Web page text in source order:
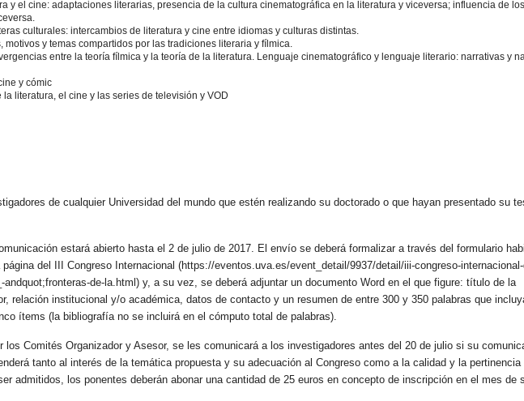
y el cine: adaptaciones literarias, presencia de la cultura cinematográfica en la literatura y viceversa; influencia de
culturales: intercambios de literatura y cine entre idiomas y culturas distintas.
y temas compartidos por las tradiciones literaria y fílmica.
entre la teoría fílmica y la teoría de la literatura. Lenguaje cinematográfico y lenguaje literario: narrativas y
y cómic
literatura, el cine y las series de televisión y VOD
de cualquier Universidad del mundo que estén realizando su doctorado o que hayan presentado su
estará abierto hasta el 2 de julio de 2017. El envío se deberá formalizar a través del formulario
del III Congreso Internacional (https://eventos.uva.es/event_detail/9937/detail/iii-congreso-
de-la.html) y, a su vez, se deberá adjuntar un documento Word en el que figure: título de la
relación institucional y/o académica, datos de contacto y un resumen de entre 300 y 350 palabras que
ítems (la bibliografía no se incluirá en el cómputo total de palabras).
los Comités Organizador y Asesor, se les comunicará a los investigadores antes del 20 de julio si su
tanto al interés de la temática propuesta y su adecuación al Congreso como a la calidad y la pertinencia
admitidos, los ponentes deberán abonar una cantidad de 25 euros en concepto de inscripción en el mes de